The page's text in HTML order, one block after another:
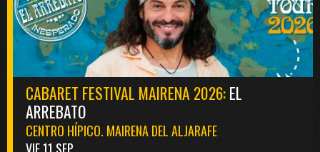
CABARET FESTIVAL MAIRENA 2026:EL
ARREBATO
CENTRO HÍPICO. MAIRENA DEL ALJARAFE
VIE 11 SEP